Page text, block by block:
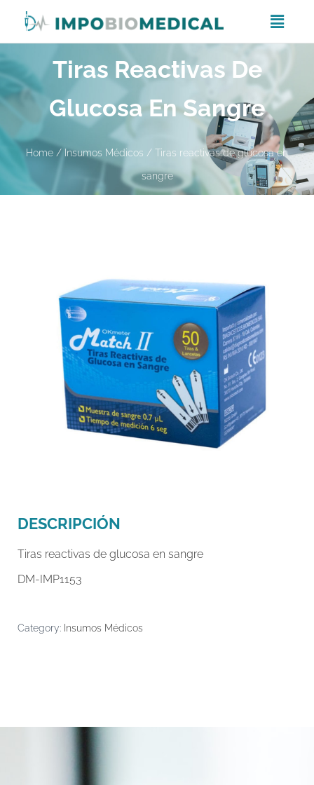
Tiras Reactivas De
Glucosa En Sangre
Home / Insumos Médicos / Tiras reactivas de glucosa en
sangre
DESCRIPCIÓN
Tiras reactivas de glucosa en sangre
DM-IMP1153
Category: Insumos Médicos